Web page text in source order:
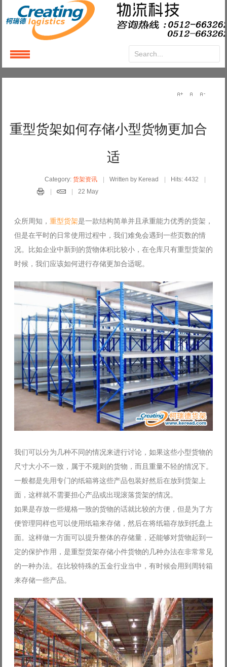
重型货架如何存储小型货物更加合
适
Category:货架资讯 Written by Keread
Hits: 4432
22 May
众所周知， 重型货架是一款结构简单并且承重能力优秀的货架，
但是在平时的日常使用过程中，我们难免会遇到一些页数的情
况。比如企业中新到的货物体积比较小，在仓库只有重型货架的
时候，我们应该如何进行存储更加合适呢。
我们可以分为几种不同的情况来进行讨论，如果这些小型货物的
尺寸大小不一致，属于不规则的货物，而且重量不轻的情况下。
一般都是先用专门的纸箱将这些产品包装好然后在放到货架上
面，这样就不需要担心产品或出现滚落货架的情况。
如果是存放一些规格一致的货物的话就比较的方便，但是为了方
便管理同样也可以使用纸箱来存储，然后在将纸箱存放到托盘上
面。这样做一方面可以提升整体的存储量，还能够对货物起到一
定的保护作用，是重型货架存储小件货物的几种办法在非常常见
的一种办法。在比较特殊的五金行业当中，有时候会用到周转箱
来存储一些产品。
LoginorRegister
Remember Me
Log in with Facebook
Forgot your password?
Forgot your username?